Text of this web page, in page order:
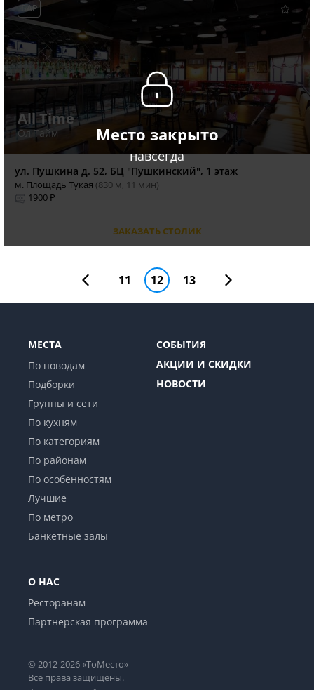
Место закрыто
навсегда
БАР
All Time
Ол Тайм
ул. Пушкина д. 52, БЦ "Пушкинский", 1 этаж
м. Площадь Тукая (830 м, 11 мин)
1900 ₽
ЗАКАЗАТЬ СТОЛИК
11 12 13
МЕСТА
По поводам
Подборки
Группы и сети
По кухням
По категориям
По районам
По особенностям
Лучшие
По метро
Банкетные залы
СОБЫТИЯ
АКЦИИ И СКИДКИ
НОВОСТИ
О НАС
Ресторанам
Партнерская программа
© 2012-2026 «ТоМесто»
Все права защищены.